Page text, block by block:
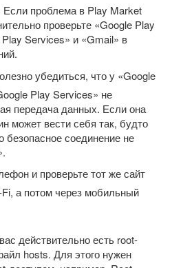
проблема в Play Market
проверьте «Google Play
Services» и «Gmail» в
убедиться, что у «Google
Play Services» не
передача данных. Если она
может вести себя так, будто
безопасное соединение не
и проверьте тот же сайт
а потом через мобильный
действительно есть root-
hosts. Для этого нужен